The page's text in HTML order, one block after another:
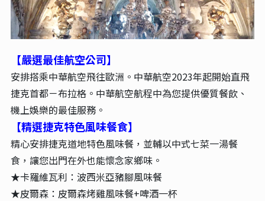
【嚴選最佳航空公司】
安排搭乘中華航空飛往歐洲。中華航空2023年起開始直飛
捷克首都－布拉格。中華航空航程中為您提供優質餐飲、
機上娛樂的最佳服務。
【精選捷克特色風味餐食】
精心安排捷克道地特色風味餐，並輔以中式七菜一湯餐
食，讓您出門在外也能懷念家鄉味。
★卡羅維瓦利：波西米亞豬腳風味餐
★皮爾森：皮爾森烤雞風味餐+啤酒一杯